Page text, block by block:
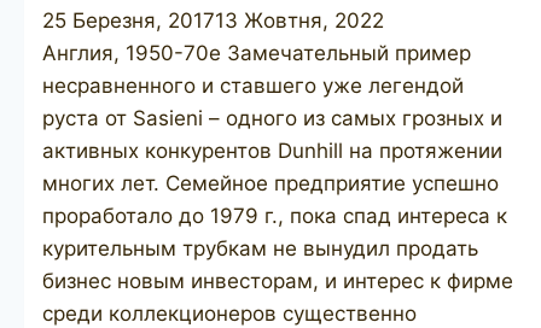
25 Березня, 201713 Жовтня, 2022
Англия, 1950-70е Замечательный пример
несравненного и ставшего уже легендой
руста от Sasieni – одного из самых грозных и
активных конкурентов Dunhill на протяжении
многих лет. Семейное предприятие успешно
проработало до 1979 г., пока спад интереса к
курительным трубкам не вынудил продать
бизнес новым инвесторам, и интерес к фирме
среди коллекционеров существенно